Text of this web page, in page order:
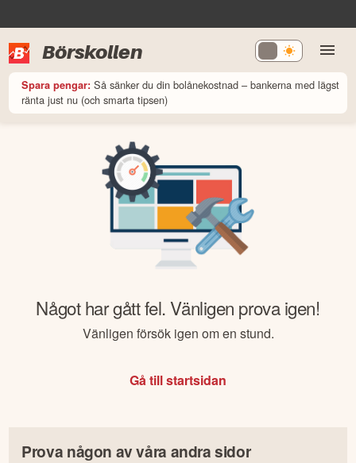
Börskollen
Spara pengar: Så sänker du din bolånekostnad – bankerna med lägst
ränta just nu (och smarta tipsen)
Något har gått fel. Vänligen prova igen!
Vänligen försök igen om en stund.
Gå till startsidan
Prova någon av våra andra sidor